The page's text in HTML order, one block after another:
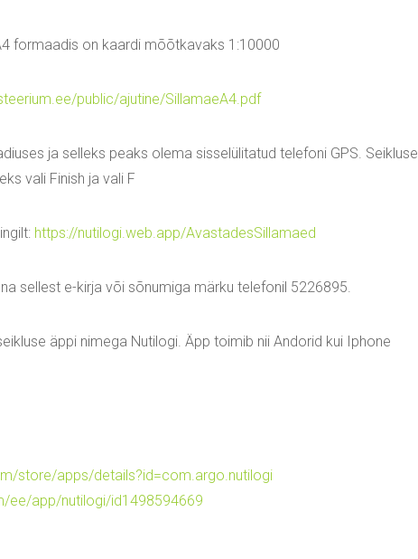
formaadis on kaardi mõõtkavaks 1:10000
public/ajutine/SillamaeA4.pdf
ja selleks peaks olema sisselülitatud telefoni GPS. Seikluse
vali Finish ja vali F
https://nutilogi.web.app/AvastadesSillamaed
sellest e-kirja või sõnumiga märku telefonil 5226895.
äppi nimega Nutilogi. Äpp toimib nii Andorid kui Iphone
store/apps/details?id=com.argo.nutilogi
ee/app/nutilogi/id1498594669